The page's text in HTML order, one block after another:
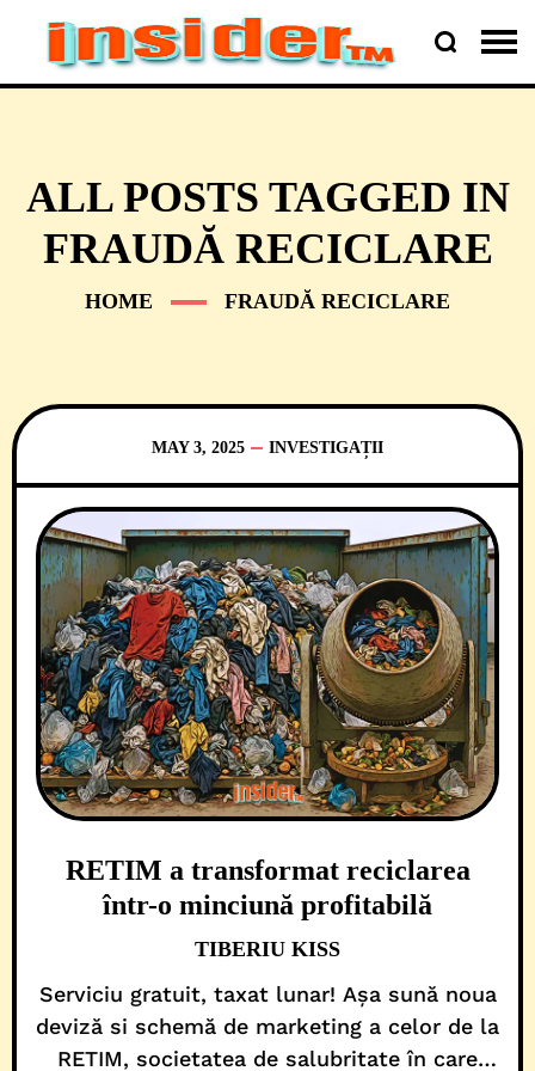
ALL POSTS TAGGED IN
FRAUDĂ RECICLARE
HOME FRAUDĂ RECICLARE
MAY 3, 2025 INVESTIGAȚII
RETIM a transformat reciclarea
într-o minciună profitabilă
TIBERIU KISS
Serviciu gratuit, taxat lunar! Așa sună noua
deviză si schemă de marketing a celor de la
RETIM, societatea de salubritate în care